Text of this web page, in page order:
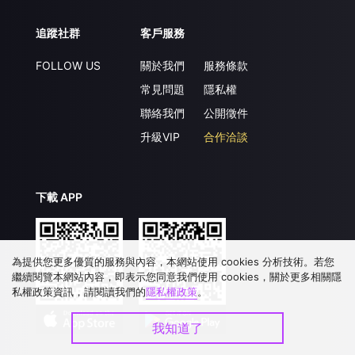
追蹤社群
FOLLOW US
客戶服務
關於我們
常見問題
聯絡我們
升級VIP
服務條款
隱私權
公開徵件
合作洽談
下載 APP
為提供您更多優質的服務與內容，本網站使用 cookies 分析技術。若您
繼續閱覽本網站內容，即表示您同意我們使用 cookies，關於更多相關隱
私權政策資訊，請閱讀我們的隱私權政策。
我知道了